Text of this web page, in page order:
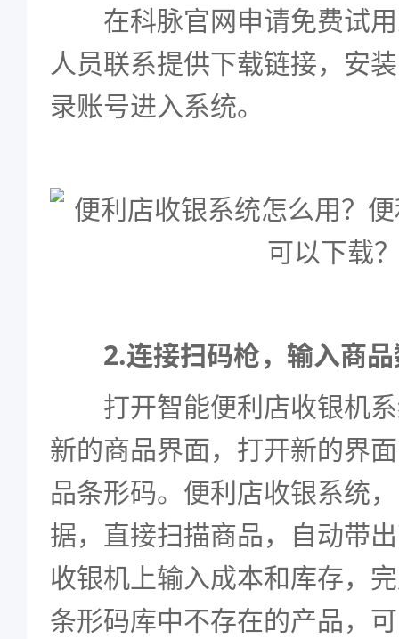
在科脉官网申请免费试用
人员联系提供下载链接，安
录账号进入系统。
2.连接扫码枪，输入商
打开智能便利店收银机系
新的商品界面，打开新的界
品条形码。便利店收银系统
据，直接扫描商品，自动带
收银机上输入成本和库存，
条形码库中不存在的产品，